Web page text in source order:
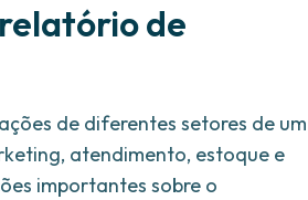
de
de diferentes setores de um
atendimento, estoque e
importantes sobre o